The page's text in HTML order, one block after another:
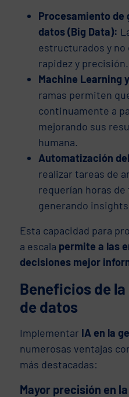
Procesamiento de
datos (Big Data):
estructurados y
rapidez y precisión.
Machine Learning
ramas permiten
continuamente a
mejorando sus
humana.
Automatización
realizar tareas de
requerían horas de
generando
Esta capacidad para
a escala permite a las
decisiones mejor
Beneficios de
de datos
Implementar IA en la
numerosas ventajas
más destacadas:
Mayor precisión en